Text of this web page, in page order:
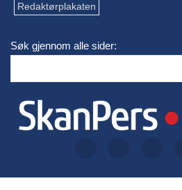
Redaktørplakaten
Søk gjennom alle sider: